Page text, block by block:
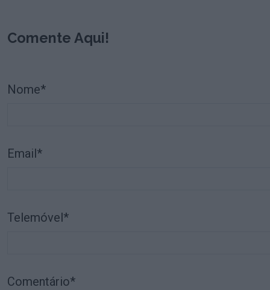
Comente Aqui!
Nome*
Email*
Telemóvel*
Comentário*